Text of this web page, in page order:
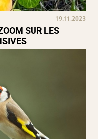
19.11.2023
SUR LES